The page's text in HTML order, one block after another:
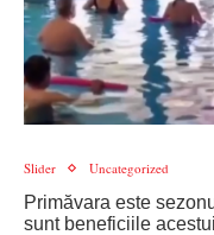
Slider Uncategorized
Primăvara este
sunt beneficiile